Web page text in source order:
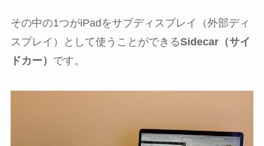
その中の1つがiPadをサブディスプレイ（外部ディ
スプレイ）として使うことができるSidecar（サイ
ドカー） です。